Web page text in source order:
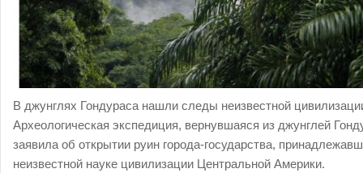
В джунглях Гондураса нашли следы неизвестной
Археологическая экспедиция, вернувшаяся из джунглей
заявила об открытии руин города-государства,
неизвестной науке цивилизации Центральной Америки.